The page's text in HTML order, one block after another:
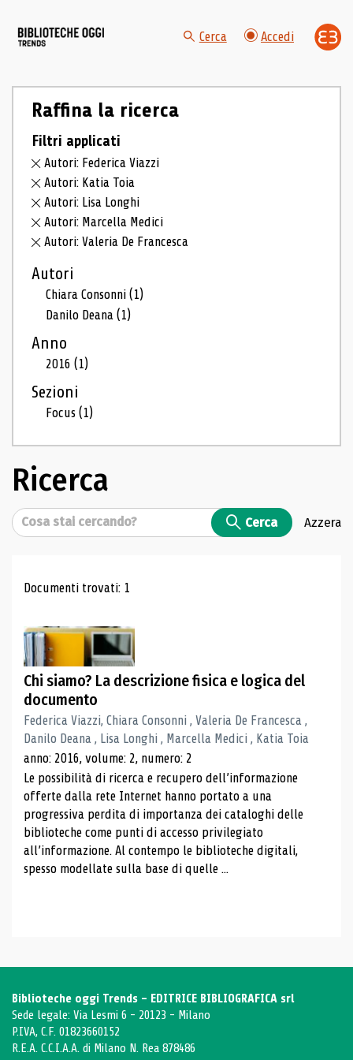
Cerca Accedi
Raffina la ricerca
Filtri applicati
Autori: Federica Viazzi
Autori: Katia Toia
Autori: Lisa Longhi
Autori: Marcella Medici
Autori: Valeria De Francesca
Autori
Chiara Consonni(1)
Danilo Deana(1)
Anno
2016(1)
Sezioni
Focus(1)
Ricerca
Cerca Cerca Azzera
Risultati di ricerca
Documenti trovati: 1
Chi siamo? La descrizione fisica e logica del
documento
Federica Viazzi, Chiara Consonni , Valeria De Francesca ,
Danilo Deana , Lisa Longhi , Marcella Medici , Katia Toia
anno: 2016, volume: 2, numero: 2
Le possibilità di ricerca e recupero dell’informazione
offerte dalla rete Internet hanno portato a una
progressiva perdita di importanza dei cataloghi delle
biblioteche come punti di accesso privilegiato
all’informazione. Al contempo le biblioteche digitali,
spesso modellate sulla base di quelle ...
Biblioteche oggi Trends - EDITRICE BIBLIOGRAFICA srl
Sede legale: Via Lesmi 6 - 20123 - Milano
P.IVA, C.F. 01823660152
R.E.A. C.C.I.A.A. di Milano N. Rea 878486